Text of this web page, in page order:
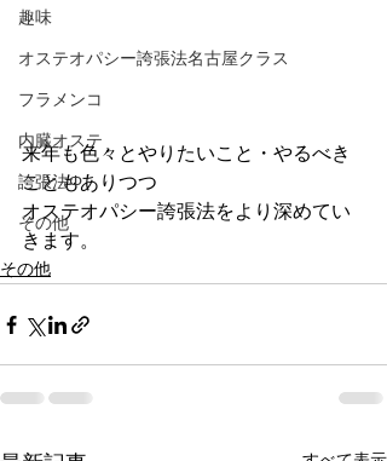
趣味
オステオパシー誇張法名古屋クラス
フラメンコ
内臓オステ
誇張法Φ
その他
来年も色々とやりたいこと・やるべき
こともありつつ
オステオパシー誇張法をより深めてい
きます。
その他